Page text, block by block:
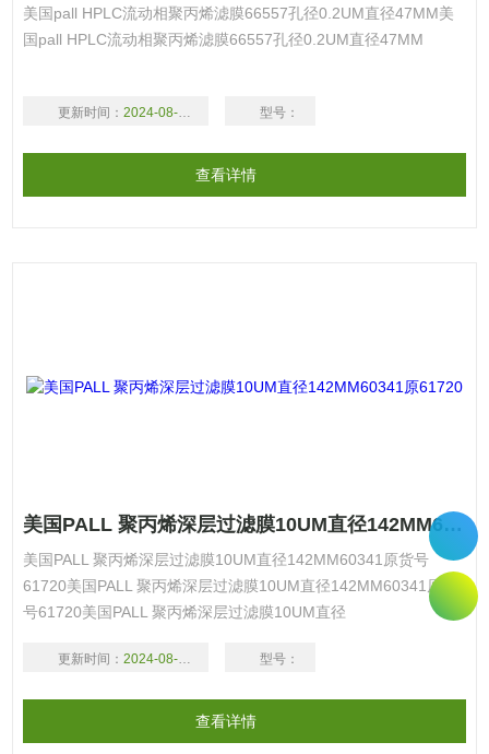
美国pall HPLC流动相聚丙烯滤膜66557孔径0.2UM直径47MM美
国pall HPLC流动相聚丙烯滤膜66557孔径0.2UM直径47MM
更新时间： 2024-08-17 型号：
查看详情
美国PALL 聚丙烯深层过滤膜10UM直径142MM60341原61720
美国PALL 聚丙烯深层过滤膜10UM直径142MM60341原货号
61720美国PALL 聚丙烯深层过滤膜10UM直径142MM60341原货
号61720美国PALL 聚丙烯深层过滤膜10UM直径
更新时间： 2024-08-17 型号：
查看详情